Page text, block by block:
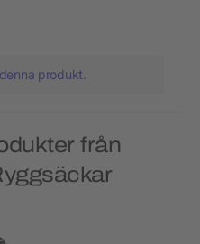
produkt.
från